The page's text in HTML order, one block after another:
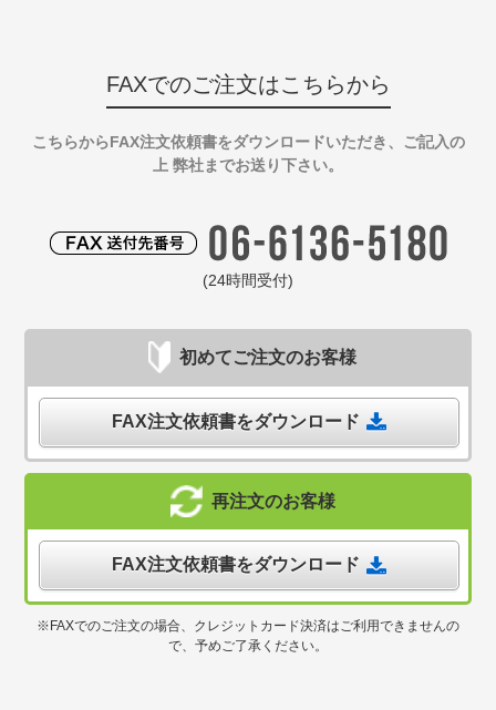
FAXでのご注文はこちらから
こちらからFAX注文依頼書をダウンロードいただき、ご記入の
上 弊社までお送り下さい。
(24時間受付)
初めてご注文のお客様
FAX注文依頼書をダウンロード
再注文のお客様
FAX注文依頼書をダウンロード
※FAXでのご注文の場合、クレジットカード決済はご利用できませんの
で、予めご了承ください。